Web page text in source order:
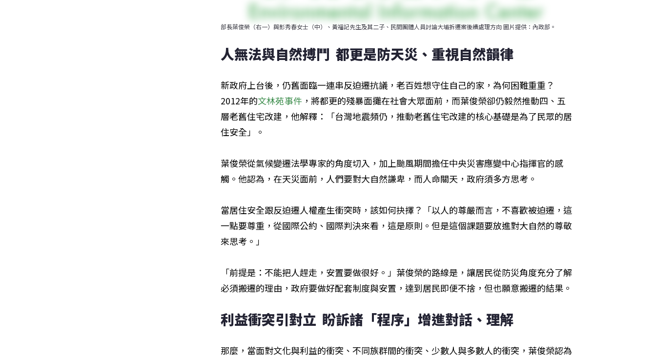
部長葉俊榮（右一）與彭秀春女士（中）、黃福記先生及其二子、民間團體人員討論大埔拆遷案後續處理方向 圖片提供：內政部。
人無法與自然搏鬥  都更是防天災、重視自然韻律
新政府上台後，仍舊面臨一連串反迫遷抗議，老百姓想守住自己的家，為何困難重重？
2012年的文林苑事件 ，將都更的殘暴面攤在社會大眾面前，而葉俊榮卻仍毅然推動四、五
層老舊住宅改建，他解釋：「台灣地震頻仍，推動老舊住宅改建的核心基礎是為了民眾的居
住安全」。
葉俊榮從氣候變遷法學專家的角度切入，加上颱風期間擔任中央災害應變中心指揮官的感
觸。他認為，在天災面前，人們要對大自然謙卑，而人命關天，政府須多方思考。
當居住安全跟反迫遷人權產生衝突時，該如何抉擇？「以人的尊嚴而言，不喜歡被迫遷，這
一點要尊重，從國際公約、國際判決來看，這是原則。但是這個課題要放進對大自然的尊敬
來思考。」
「前提是：不能把人趕走，安置要做很好。」葉俊榮的路線是，讓居民從防災角度充分了解
必須搬遷的理由，政府要做好配套制度與安置，達到居民即便不捨，但也願意搬遷的結果。
利益衝突引對立  盼訴諸「程序」增進對話、理解
那麼，當面對文化與利益的衝突、不同族群間的衝突、少數人與多數人的衝突，葉俊榮認為